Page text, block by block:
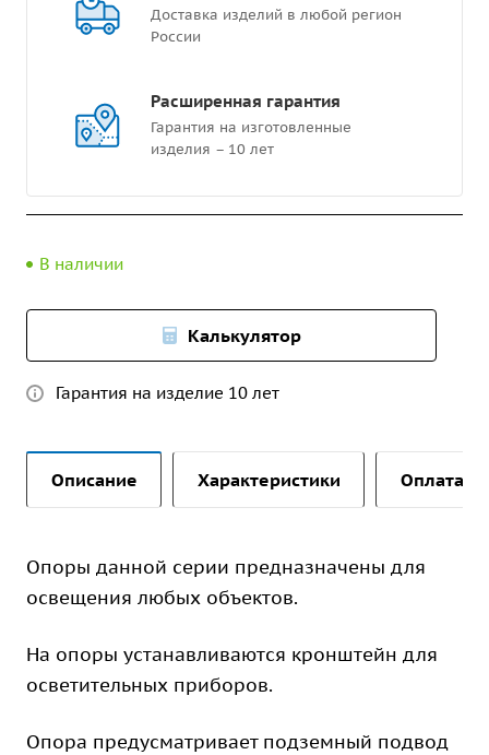
Доставка изделий в любой регион
России
Расширенная гарантия
Гарантия на изготовленные
изделия – 10 лет
В наличии
Калькулятор
Гарантия на изделие 10 лет
Описание Характеристики Оплата и
Опоры данной серии предназначены для
освещения любых объектов.
На опоры устанавливаются кронштейн для
осветительных приборов.
Опора предусматривает подземный подвод